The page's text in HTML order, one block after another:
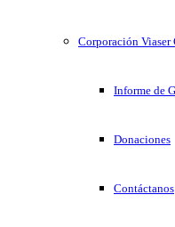
Corporación Viaser
Informe de
Donaciones
Contáctanos